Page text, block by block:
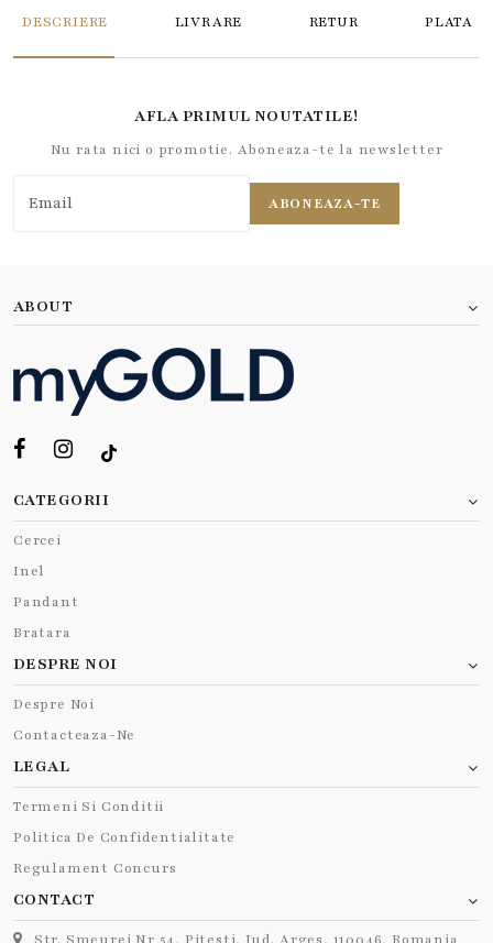
DESCRIERE LIVRARE RETUR PLATA
AFLA PRIMUL NOUTATILE!
Nu rata nici o promotie. Aboneaza-te la newsletter
ABONEAZA-TE
ABOUT
CATEGORII
Cercei
Inel
Pandant
Bratara
DESPRE NOI
Despre Noi
Contacteaza-Ne
LEGAL
Termeni Si Conditii
Politica De Confidentialitate
Regulament Concurs
CONTACT